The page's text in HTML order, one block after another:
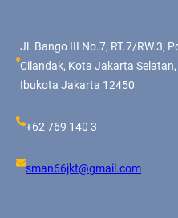
Jl. Bango III No.7, RT.7/RW.3,
Cilandak, Kota Jakarta
Ibukota Jakarta 12450
+62 769 140 3
sman66jkt@gmail.com